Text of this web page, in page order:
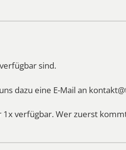
sind.
dazu eine E-Mail an
1x verfügbar. Wer zuerst